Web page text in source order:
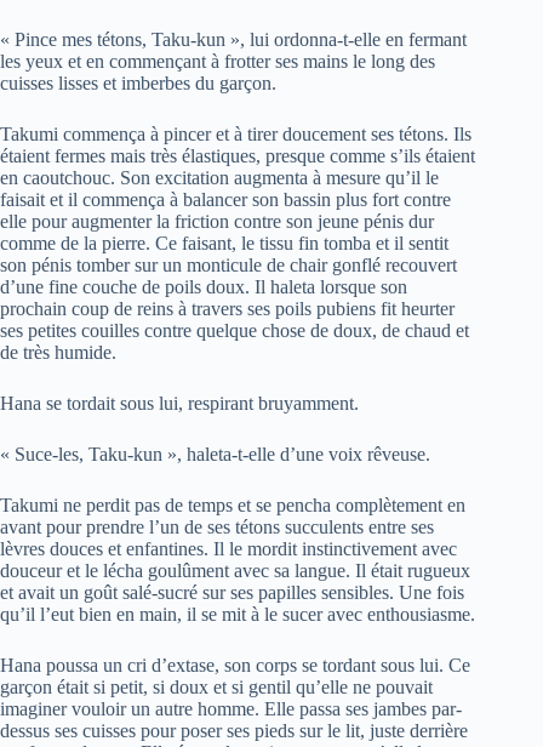
« Pince mes tétons, Taku-kun », lui ordonna-t-elle en fermant
les yeux et en commençant à frotter ses mains le long des
cuisses lisses et imberbes du garçon.
Takumi commença à pincer et à tirer doucement ses tétons. Ils
étaient fermes mais très élastiques, presque comme s’ils étaient
en caoutchouc. Son excitation augmenta à mesure qu’il le
faisait et il commença à balancer son bassin plus fort contre
elle pour augmenter la friction contre son jeune pénis dur
comme de la pierre. Ce faisant, le tissu fin tomba et il sentit
son pénis tomber sur un monticule de chair gonflé recouvert
d’une fine couche de poils doux. Il haleta lorsque son
prochain coup de reins à travers ses poils pubiens fit heurter
ses petites couilles contre quelque chose de doux, de chaud et
de très humide.
Hana se tordait sous lui, respirant bruyamment.
« Suce-les, Taku-kun », haleta-t-elle d’une voix rêveuse.
Takumi ne perdit pas de temps et se pencha complètement en
avant pour prendre l’un de ses tétons succulents entre ses
lèvres douces et enfantines. Il le mordit instinctivement avec
douceur et le lécha goulûment avec sa langue. Il était rugueux
et avait un goût salé-sucré sur ses papilles sensibles. Une fois
qu’il l’eut bien en main, il se mit à le sucer avec enthousiasme.
Hana poussa un cri d’extase, son corps se tordant sous lui. Ce
garçon était si petit, si doux et si gentil qu’elle ne pouvait
imaginer vouloir un autre homme. Elle passa ses jambes par-
dessus ses cuisses pour poser ses pieds sur le lit, juste derrière